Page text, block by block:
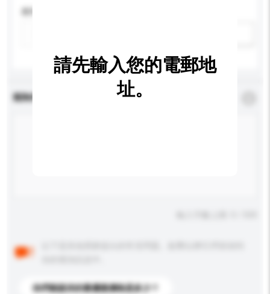
查詢內容
你們能提供的最優惠價格是多少？
請先輸入您的電郵地
址。